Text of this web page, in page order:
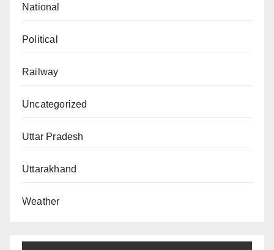
National
Political
Railway
Uncategorized
Uttar Pradesh
Uttarakhand
Weather